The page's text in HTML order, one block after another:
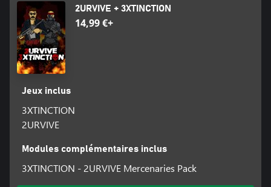
2URVIVE + 3XTINCTION
14,99 €+
Jeux inclus
3XTINCTION
2URVIVE
Modules complémentaires inclus
3XTINCTION - 2URVIVE Mercenaries Pack